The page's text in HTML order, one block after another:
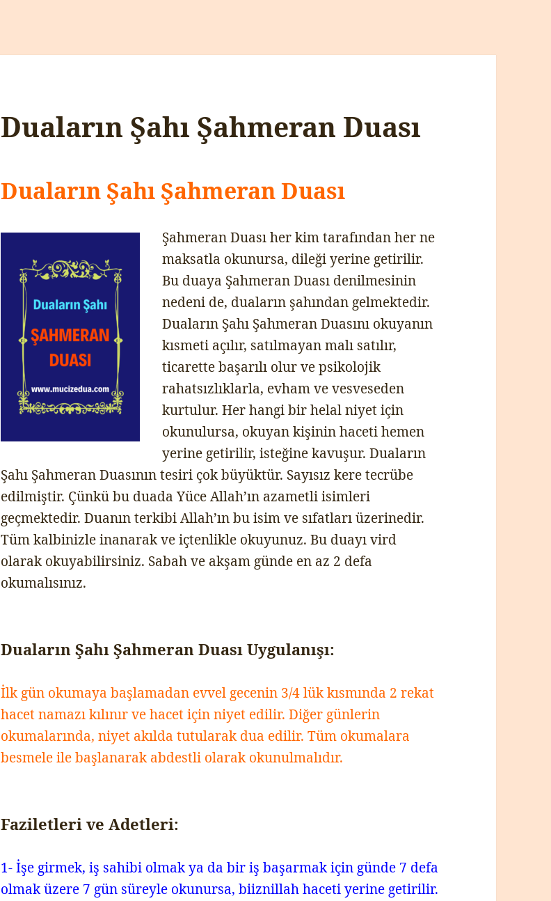
Duaların Şahı Şahmeran Duası
Duaların Şahı Şahmeran Duası
Şahmeran Duası her kim tarafından her ne
maksatla okunursa, dileği yerine getirilir.
Bu duaya Şahmeran Duası denilmesinin
nedeni de, duaların şahından gelmektedir.
Duaların Şahı Şahmeran Duasını okuyanın
kısmeti açılır, satılmayan malı satılır,
ticarette başarılı olur ve psikolojik
rahatsızlıklarla, evham ve vesveseden
kurtulur. Her hangi bir helal niyet için
okunulursa, okuyan kişinin haceti hemen
yerine getirilir, isteğine kavuşur. Duaların
Şahı Şahmeran Duasının tesiri çok büyüktür. Sayısız kere tecrübe
edilmiştir. Çünkü bu duada Yüce Allah’ın azametli isimleri
geçmektedir. Duanın terkibi Allah’ın bu isim ve sıfatları üzerinedir.
Tüm kalbinizle inanarak ve içtenlikle okuyunuz. Bu duayı vird
olarak okuyabilirsiniz. Sabah ve akşam günde en az 2 defa
okumalısınız.
Duaların Şahı Şahmeran Duası Uygulanışı:
İlk gün okumaya başlamadan evvel gecenin 3/4 lük kısmında 2 rekat
hacet namazı kılınır ve hacet için niyet edilir. Diğer günlerin
okumalarında, niyet akılda tutularak dua edilir. Tüm okumalara
besmele ile başlanarak abdestli olarak okunulmalıdır.
Faziletleri ve Adetleri:
1- İşe girmek, iş sahibi olmak ya da bir iş başarmak için günde 7 defa
olmak üzere 7 gün süreyle okunursa, biiznillah haceti yerine getirilir.